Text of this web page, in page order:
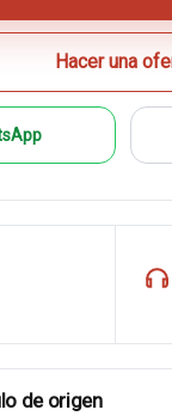
Hacer una
de origen